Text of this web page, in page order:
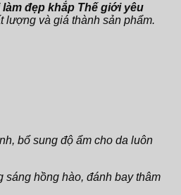
đẹp khắp Thế giới yêu
lượng và giá thành sản phẩm.
bổ sung độ ẩm cho da luôn
sáng hồng hào, đánh bay thâm